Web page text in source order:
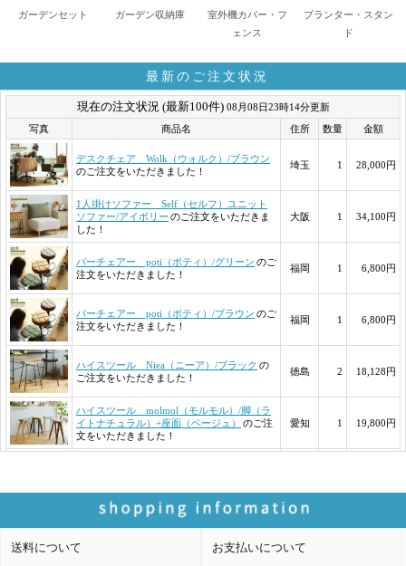
ガーデンセット ガーデン収納庫
室外機カバー・フ
ェンス
プランター・スタン
ド
最新のご注文状況
送料について お支払いについて